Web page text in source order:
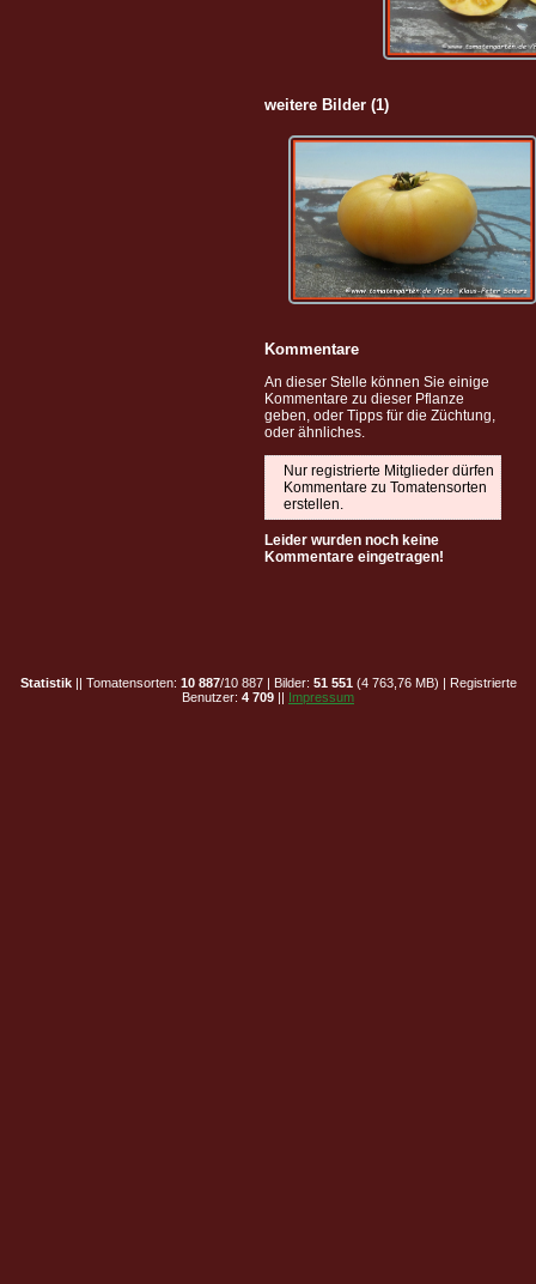
weitere Bilder (1)
Kommentare
An dieser Stelle können Sie einige
Kommentare zu dieser Pflanze
geben, oder Tipps für die Züchtung,
oder ähnliches.
Nur registrierte Mitglieder dürfen
Kommentare zu Tomatensorten
erstellen.
Leider wurden noch keine
Kommentare eingetragen!
Statistik|| Tomatensorten: 10 887/10 887 | Bilder: 51 551 (4 763,76 MB) | Registrierte
Benutzer: 4 709 || Impressum